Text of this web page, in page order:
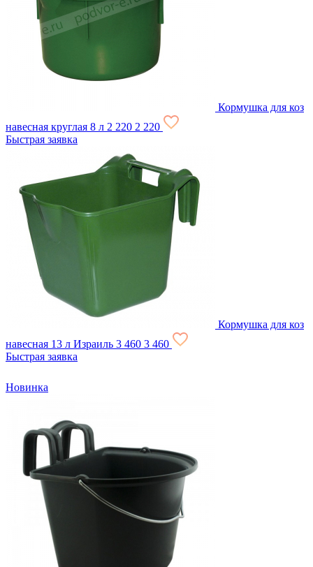
Кормушка для коз
навесная круглая 8 л 2 220 2 220
Быстрая заявка
Кормушка для коз
навесная 13 л Израиль 3 460 3 460
Быстрая заявка
Новинка